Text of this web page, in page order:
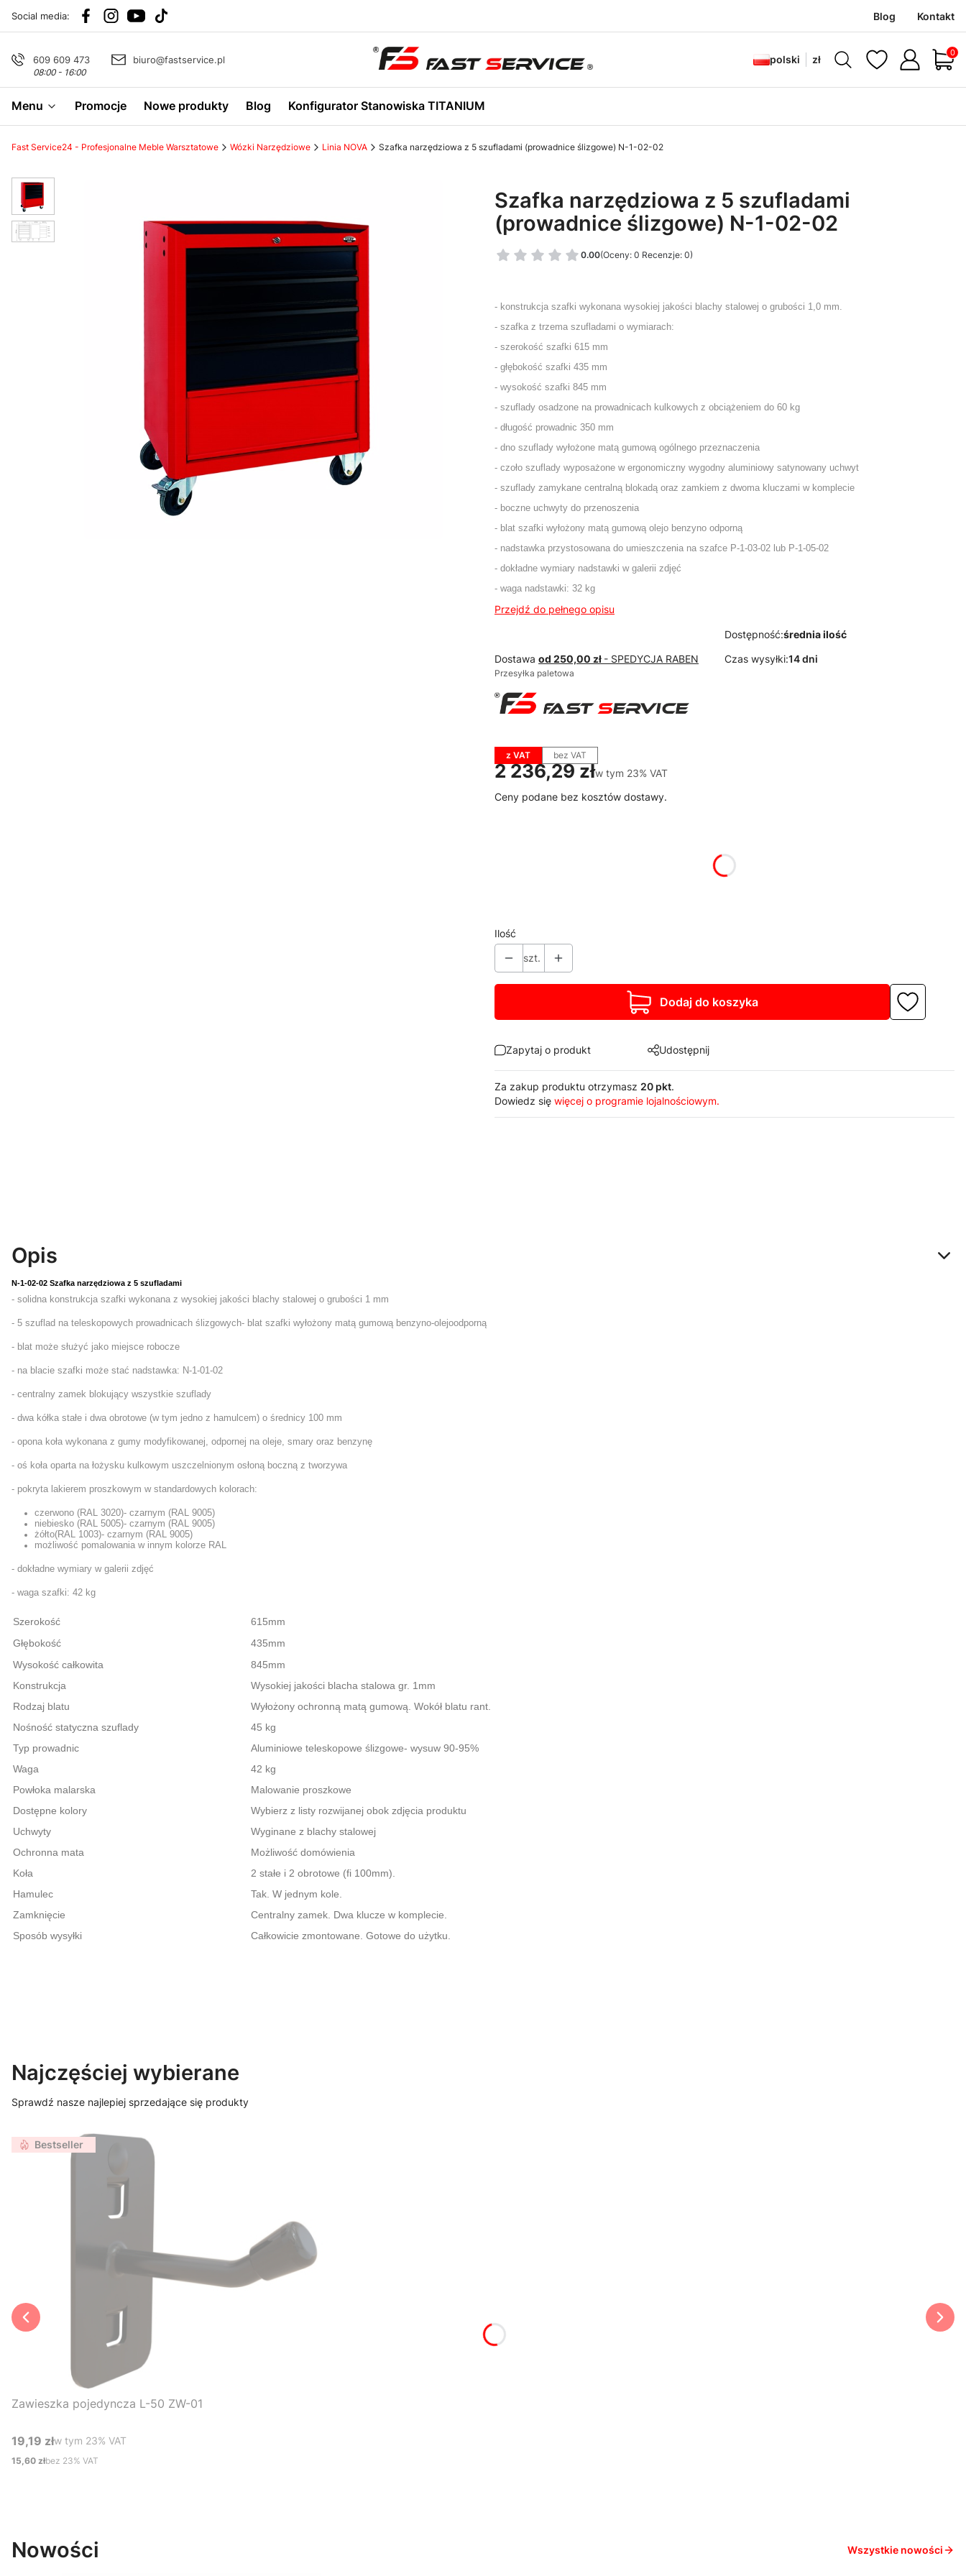
Social media: Blog Kontakt
609 609 473
08:00 - 16:00
biuro@fastservice.pl polski zł
Menu Promocje Nowe produkty Blog Konfigurator Stanowiska TITANIUM
Fast Service24 - Profesjonalne Meble Warsztatowe Wózki Narzędziowe Linia NOVA Szafka narzędziowa z 5 szufladami (prowadnice ślizgowe) N-1-02-02
Szafka narzędziowa z 5 szufladami
(prowadnice ślizgowe) N-1-02-02
0.00(Oceny: 0 Recenzje: 0)
- konstrukcja szafki wykonana wysokiej jakości blachy stalowej o grubości 1,0 mm.
- szafka z trzema szufladami o wymiarach:
- szerokość szafki 615 mm
- głębokość szafki 435 mm
- wysokość szafki 845 mm
- szuflady osadzone na prowadnicach kulkowych z obciążeniem do 60 kg
- długość prowadnic 350 mm
- dno szuflady wyłożone matą gumową ogólnego przeznaczenia
- czoło szuflady wyposażone w ergonomiczny wygodny aluminiowy satynowany uchwyt
- szuflady zamykane centralną blokadą oraz zamkiem z dwoma kluczami w komplecie
- boczne uchwyty do przenoszenia
- blat szafki wyłożony matą gumową olejo benzyno odporną
- nadstawka przystosowana do umieszczenia na szafce P-1-03-02 lub P-1-05-02
- dokładne wymiary nadstawki w galerii zdjęć
- waga nadstawki: 32 kg
Przejdź do pełnego opisu
Dostępność:średnia ilość
Dostawa od 250,00 zł - SPEDYCJA RABEN
Przesyłka paletowa
Czas wysyłki:14 dni
z VAT bez VAT
Cena
2 236,29 złw tym 23% VAT
w tym 23% VAT
Ceny podane bez kosztów dostawy.
Ilość
szt.
Dodaj do koszyka
Zapytaj o produkt Udostępnij
Za zakup produktu otrzymasz 20 pkt.
Dowiedz się więcej o programie lojalnościowym.
Opis
N-1-02-02 Szafka narzędziowa z 5 szufladami
- solidna konstrukcja szafki wykonana z wysokiej jakości blachy stalowej o grubości 1 mm
- 5 szuflad na teleskopowych prowadnicach ślizgowych- blat szafki wyłożony matą gumową benzyno-olejoodporną
- blat może służyć jako miejsce robocze
- na blacie szafki może stać nadstawka: N-1-01-02
- centralny zamek blokujący wszystkie szuflady
- dwa kółka stałe i dwa obrotowe (w tym jedno z hamulcem) o średnicy 100 mm
- opona koła wykonana z gumy modyfikowanej, odpornej na oleje, smary oraz benzynę
- oś koła oparta na łożysku kulkowym uszczelnionym osłoną boczną z tworzywa
- pokryta lakierem proszkowym w standardowych kolorach:
czerwono (RAL 3020)- czarnym (RAL 9005)
niebiesko (RAL 5005)- czarnym (RAL 9005)
żółto(RAL 1003)- czarnym (RAL 9005)
możliwość pomalowania w innym kolorze RAL
- dokładne wymiary w galerii zdjęć
- waga szafki: 42 kg
Szerokość
615mm
Głębokość
435mm
Wysokość całkowita
845mm
Konstrukcja
Wysokiej jakości blacha stalowa gr. 1mm
Rodzaj blatu
Wyłożony ochronną matą gumową. Wokół blatu rant.
Nośność statyczna szuflady
45 kg
Typ prowadnic
Aluminiowe teleskopowe ślizgowe- wysuw 90-95%
Waga
42 kg
Powłoka malarska
Malowanie proszkowe
Dostępne kolory
Wybierz z listy rozwijanej obok zdjęcia produktu
Uchwyty
Wyginane z blachy stalowej
Ochronna mata
Możliwość domówienia
Koła
2 stałe i 2 obrotowe (fi 100mm).
Hamulec
Tak. W jednym kole.
Zamknięcie
Centralny zamek. Dwa klucze w komplecie.
Sposób wysyłki
Całkowicie zmontowane. Gotowe do użytku.
Najczęściej wybierane
Sprawdź nasze najlepiej sprzedające się produkty
Bestseller
Zawieszka pojedyncza L-50 ZW-01
Cena brutto
19,19 złw tym %s VAT
w tym 23% VAT
Cena netto
15,60 złbez 23% VAT
Nowości Wszystkie nowości